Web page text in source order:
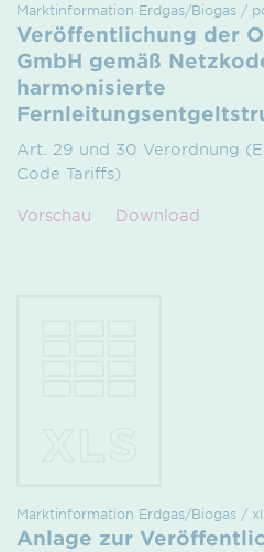
Marktinformation Erdgas/Biogas /
Veröffentlichung der
GmbH gemäß
harmonisierte
Art. 29 und 30 Verordnung
Code Tariffs)
Vorschau Download
Marktinformation Erdgas/Biogas /
Anlage zur